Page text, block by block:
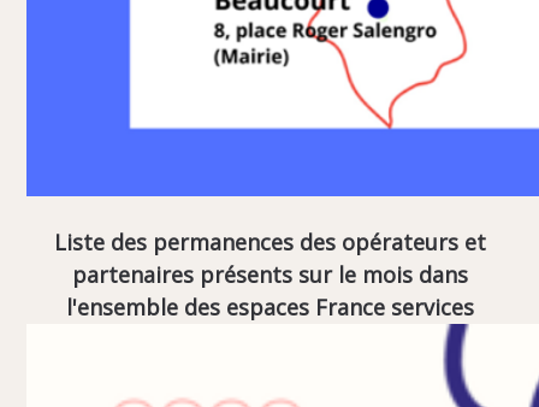
Liste des permanences des opérateurs et
partenaires présents sur le mois dans
l'ensemble des espaces France services